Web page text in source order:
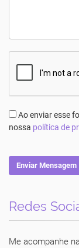
Ao enviar esse
nossa política de
Enviar Mensagem
Redes
Me acompanhe